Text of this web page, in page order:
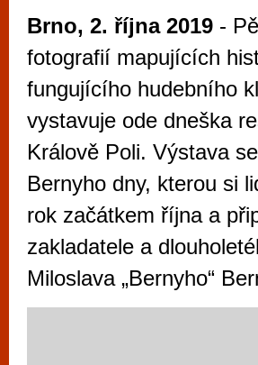
Brno, 2. října 2019 -
fotografií mapujících
fungujícího hudebního
vystavuje ode dneška
Králově Poli. Výstava
Bernyho dny, kterou si
rok začátkem října a
zakladatele a
Miloslava „Bernyho“
Mimo jiné je ale také
vyzkoušet různé
metropoli naleznete
po moderní automaty
příležitostné hráče. V...